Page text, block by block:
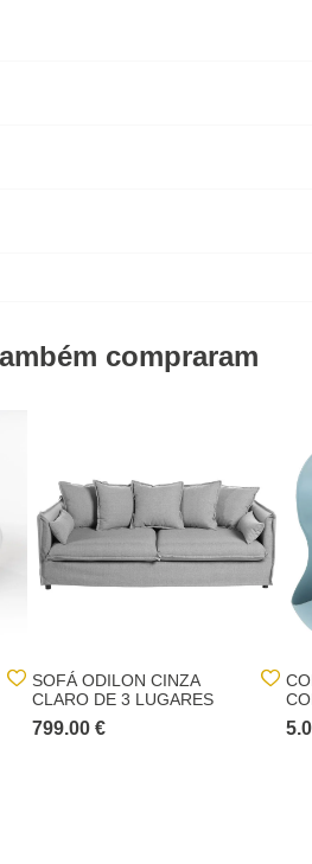
compraram
SOFÁ ODILON CINZA
CLARO DE 3 LUGARES
799.00 €